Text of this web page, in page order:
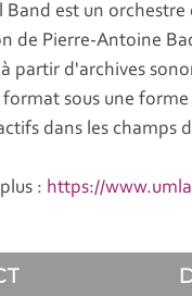
Band est un
de Pierre-Antoine
partir d'archives
sous une
dans les champs
: https://